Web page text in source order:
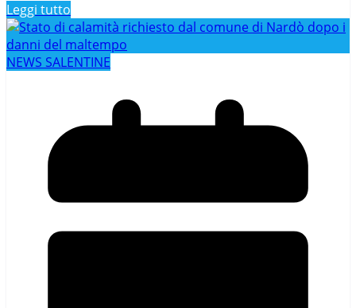
Leggi tutto
NEWS SALENTINE